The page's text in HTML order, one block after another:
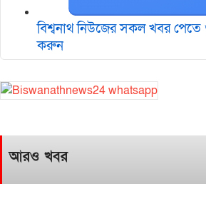
বিশ্বনাথ নিউজের সকল খবর
করুন
আরও খবর